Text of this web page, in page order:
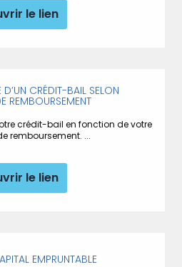
le lien
CRÉDIT-BAIL SELON
REMBOURSEMENT
crédit-bail en fonction de votre
remboursement. ...
le lien
EMPRUNTABLE